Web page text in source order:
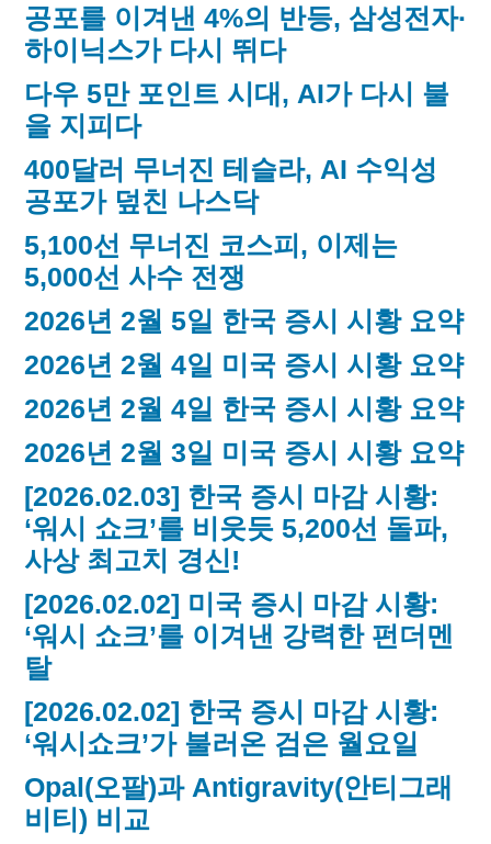
공포를 이겨낸 4%의 반등, 삼성전자·
하이닉스가 다시 뛰다
다우 5만 포인트 시대, AI가 다시 불
을 지피다
400달러 무너진 테슬라, AI 수익성
공포가 덮친 나스닥
5,100선 무너진 코스피, 이제는
5,000선 사수 전쟁
2026년 2월 5일 한국 증시 시황 요약
2026년 2월 4일 미국 증시 시황 요약
2026년 2월 4일 한국 증시 시황 요약
2026년 2월 3일 미국 증시 시황 요약
[2026.02.03] 한국 증시 마감 시황:
‘워시 쇼크’를 비웃듯 5,200선 돌파,
사상 최고치 경신!
[2026.02.02] 미국 증시 마감 시황:
‘워시 쇼크’를 이겨낸 강력한 펀더멘
탈
[2026.02.02] 한국 증시 마감 시황:
‘워시쇼크’가 불러온 검은 월요일
Opal(오팔)과 Antigravity(안티그래
비티) 비교